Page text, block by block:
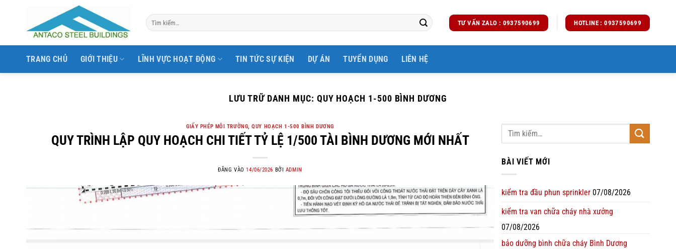
dung
TƯ VẤN ZALO : 0937590699 HOTLINE : 0937590699
TRANG CHỦ GIỚI THIỆU LĨNH VỰC HOẠT ĐỘNG TIN TỨC SỰ KIỆN DỰ ÁN TUYỂN DỤNG LIÊN HỆ
LƯU TRỮ DANH MỤC: QUY HOẠCH 1-500 BÌNH DƯƠNG
GIẤY PHÉP MÔI TRƯỜNG,QUY HOẠCH 1-500 BÌNH DƯƠNG
QUY TRÌNH LẬP QUY HOẠCH CHI TIẾT TỶ LỆ 1/500 TÀI BÌNH DƯƠNG MỚI NHẤT
ĐĂNG VÀO14/06/2026 BỞI ADMIN
BÀI VIẾT MỚI
kiểm tra đầu phun sprinkler 07/08/2026
kiểm tra van chữa cháy nhà xưởng
07/08/2026
bảo dưỡng bình chữa cháy Bình Dương